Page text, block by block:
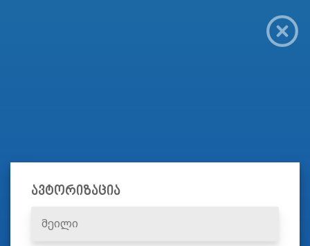
ავტორიზაცია